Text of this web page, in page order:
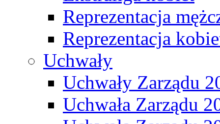
Reprezentacja
Reprezentacja
Uchwały
Uchwały Zarządu
Uchwała Zarządu